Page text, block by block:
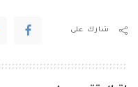
شارك على